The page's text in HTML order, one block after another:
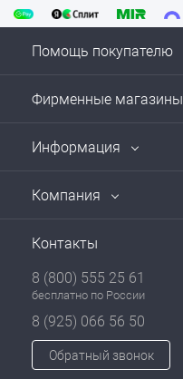
Помощь покупателю
Фирменные магазины
Информация
Компания
Контакты
8 (800) 555 25 61
бесплатно по России
8 (925) 066 56 50
Обратный звонок